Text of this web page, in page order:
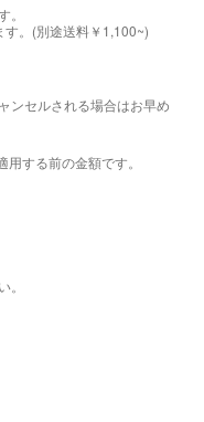
。(別途送料￥1,100~)
ンセルされる場合はお早め
する前の金額です。